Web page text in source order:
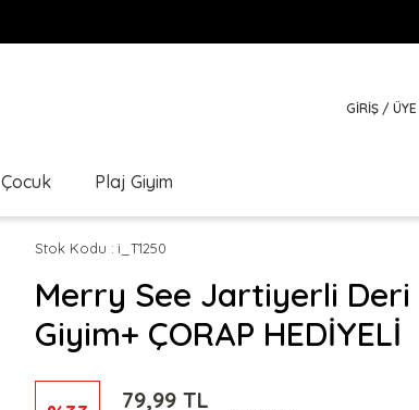
GİRİŞ /
Çocuk Plaj Giyim
Stok Kodu i_T1250
Merry See Jartiyerli Deri
Giyim+ ÇORAP HEDİYELİ
79,99 TL